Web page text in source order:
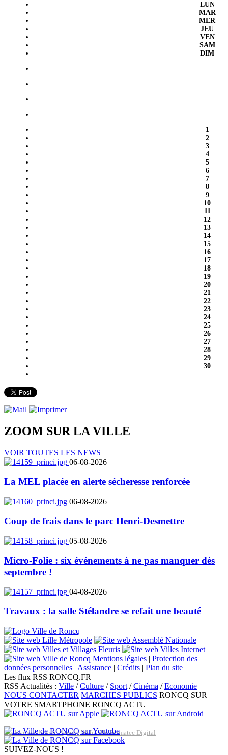
LUN
MAR
MER
JEU
VEN
SAM
DIM
1
2
3
4
5
6
7
8
9
10
11
12
13
14
15
16
17
18
19
20
21
22
23
24
25
26
27
28
29
30
ZOOM SUR LAVILLE
VOIR TOUTES LES NEWS
06-08-2026
La MEL placée en alerte sécheresse renforcée
06-08-2026
Coup de frais dans le parc Henri-Desmettre
05-08-2026
Micro-Folie : six événements à ne pas manquer dès
septembre !
04-08-2026
Travaux : la salle Stélandre se refait une beauté
Mentions légales | Protection des
données personnelles | Assistance | Crédits | Plan du site
Les flux RSS RONCQ.FR
RSS Actualités : Ville /Culture / Sport /Cinéma /Economie
NOUS CONTACTER MARCHES PUBLICS RONCQ SUR
VOTRE SMARTPHONE RONCQ ACTU
Réalisation du site: Agence Web Lille Promatec Digital
SUIVEZ-NOUS !